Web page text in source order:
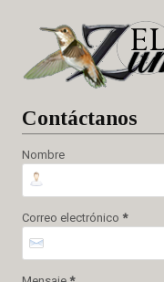
Contáctanos
Nombre
Correo electrónico *